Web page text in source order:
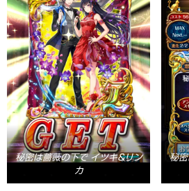
秘密は薔薇の下で イツキ&リン
カ
秘